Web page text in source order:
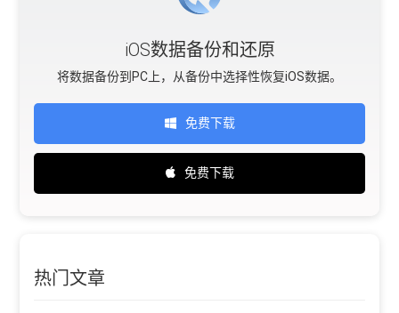
iOS数据备份和还原
将数据备份到PC上，从备份中选择性恢复iOS数据。
免费下载
免费下载
热门文章